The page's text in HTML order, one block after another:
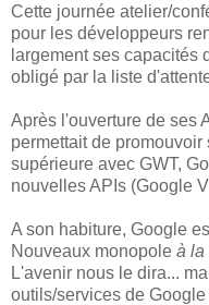
Cette journée atelier/
pour les développeurs
largement ses capacités
obligé par la liste
Après l'ouverture de ses
permettait de
supérieure avec GWT,
nouvelles APIs (Google
A son habiture, Google
Nouveaux monopole à la
L'avenir nous le dira...
outils/services de Google